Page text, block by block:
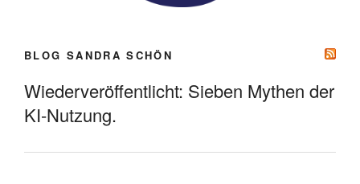
BLOG SANDRA SCHÖN
Wiederveröffentlicht: Sieben Mythen der
KI-Nutzung.